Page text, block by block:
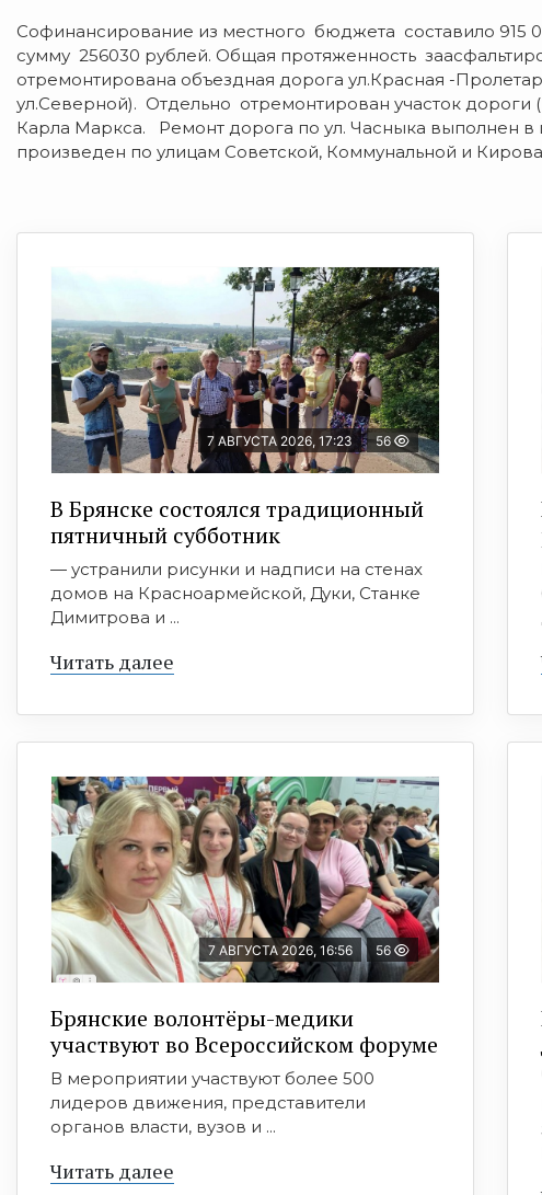
Софинансирование из местного бюджета составило 915
сумму 256030 рублей. Общая протяженность
отремонтирована объездная дорога ул.Красная -
ул.Северной). Отдельно отремонтирован участок дороги
Карла Маркса. Ремонт дорога по ул. Часныка выполнен
произведен по улицам Советской, Коммунальной и
7 АВГУСТА 2026, 17:23 56
В Брянске состоялся традиционный
пятничный субботник
— устранили рисунки и надписи на стенах
домов на Красноармейской, Дуки, Станке
Димитрова и ...
Читать далее
7 АВГУСТА 2026, 16:56 56
Брянские волонтёры-медики
участвуют во Всероссийском форуме
В мероприятии участвуют более 500
лидеров движения, представители
органов власти, вузов и ...
Читать далее